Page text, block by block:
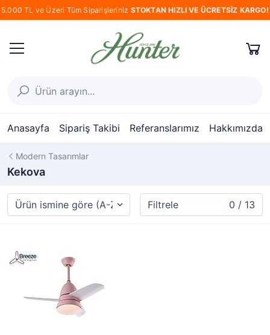
5.000 TL ve Üzeri Tüm Siparişleriniz STOKTAN HIZLI VE ÜCRETSİZ KARGO!
Anasayfa Sipariş Takibi Referanslarımız Hakkımızda
Modern Tasarımlar
Kekova
Filtrele 0 / 13